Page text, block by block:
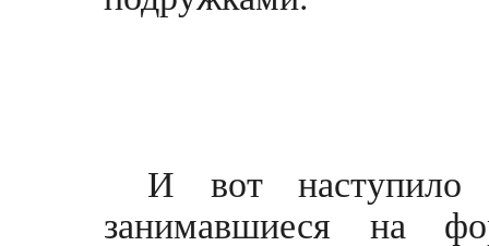
И вот наступило
занимавшиеся на